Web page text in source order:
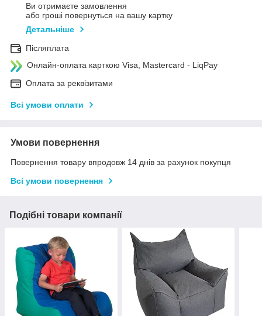
Ви отримаєте замовлення
або гроші повернуться на вашу картку
Детальніше
Післяплата
Онлайн-оплата карткою Visa, Mastercard - LiqPay
Оплата за реквізитами
Всі умови оплати
Умови повернення
Повернення товару впродовж 14 днів за рахунок покупця
Всі умови повернення
Подібні товари компанії